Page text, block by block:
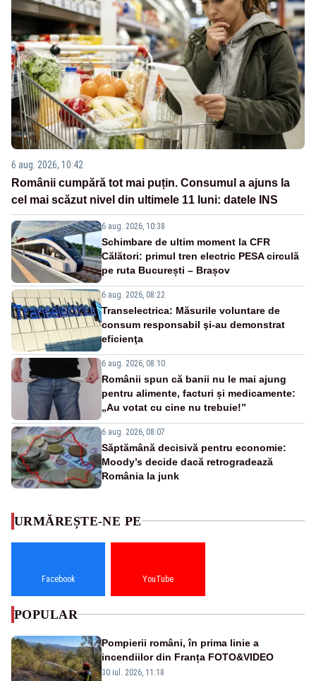
6 aug. 2026, 10:42
Românii cumpără tot mai puțin. Consumul a ajuns la
cel mai scăzut nivel din ultimele 11 luni: datele INS
6 aug. 2026, 10:38
Schimbare de ultim moment la CFR
Călători: primul tren electric PESA circulă
pe ruta București – Brașov
6 aug. 2026, 08:22
Transelectrica: Măsurile voluntare de
consum responsabil şi-au demonstrat
eficienţa
6 aug. 2026, 08:10
Românii spun că banii nu le mai ajung
pentru alimente, facturi și medicamente:
„Au votat cu cine nu trebuie!”
6 aug. 2026, 08:07
Săptămână decisivă pentru economie:
Moody’s decide dacă retrogradează
România la junk
URMĂREȘTE-NE PE
Facebook YouTube
POPULAR
Pompierii români, în prima linie a
incendiilor din Franța FOTO&VIDEO
30 iul. 2026, 11:18